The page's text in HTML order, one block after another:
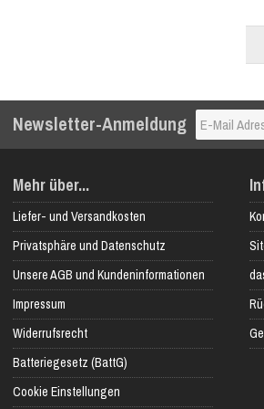
Newsletter-Anmeldung
Mehr über...
Liefer- und Versandkosten
Privatsphäre und Datenschutz
Unsere AGB und Kundeninformationen
Impressum
Widerrufsrecht
Batteriegesetz (BattG)
Cookie Einstellungen